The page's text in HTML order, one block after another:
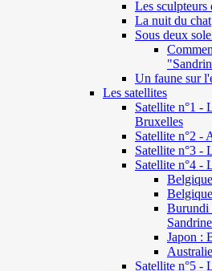
Les sculpteurs
La nuit du chat
Sous deux
Un faune sur
Les satellites
Satellite n°1 -
Bruxelles
Satellite n°2 -
Satellite n°3 -
Satellite n°4 -
Burundi
Japon :
Satellite n°5 -